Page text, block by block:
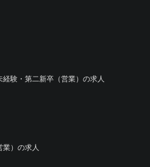
経験・第二新卒（営業）の求人
業）の求人